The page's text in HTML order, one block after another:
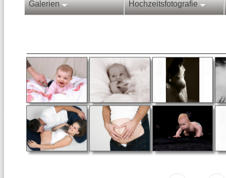
Galerien Hochzeitsfotografie